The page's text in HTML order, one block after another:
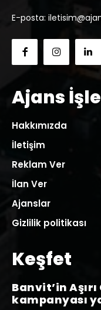
E-posta:
Ajans
Hakkımızda
İletişim
Reklam Ver
İlan Ver
Ajanslar
Gizlilik politikası
Keşfet
Banvit’in Aşırı
kampanyası